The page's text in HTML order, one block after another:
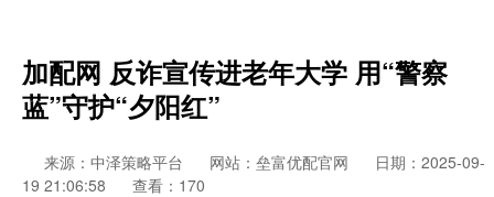
加配网 反诈宣传进老年大学 用“警察
蓝”守护“夕阳红”
来源：中泽策略平台 网站：垒富优配官网
日期：2025-09-
19 21:06:58
查看：170